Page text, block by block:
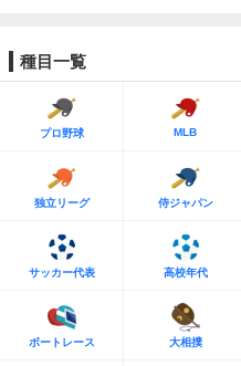
種目一覧
プロ野球 MLB
独立リーグ 侍ジャパン
サッカー代表 高校年代
ボートレース 大相撲